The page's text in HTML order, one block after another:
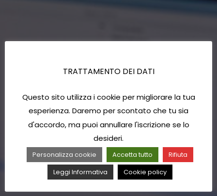
TRATTAMENTO DEI DATI
Questo sito utilizza i cookie per migliorare la tua
esperienza. Daremo per scontato che tu sia
d'accordo, ma puoi annullare l'iscrizione se lo
desideri.
Personalizza cookie Accetta tutto
Rifiuta
Leggi Informativa
Cookie policy